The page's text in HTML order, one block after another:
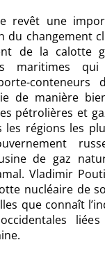
revêt une
du changement
de la calotte
maritimes
conteneurs
de manière
pétrolières et
les régions les
de gaz
Vladimir
nucléaire de
que connaît